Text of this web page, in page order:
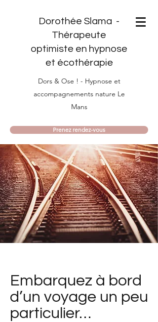
Dorothée Slama -
Thérapeute
optimiste en hypnose
et écothérapie
Dors & Ose ! - Hypnose et
accompagnements nature Le
Mans
Prenez rendez-vous
Embarquez à bord
d’un voyage un peu
particulier…